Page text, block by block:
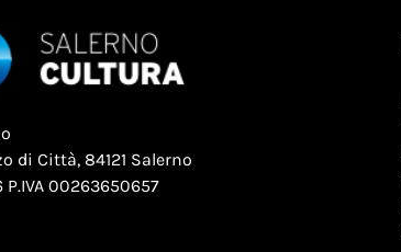
di Città, 84121 Salerno
00263650657